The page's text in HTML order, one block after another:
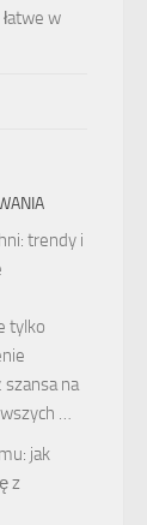
w
trendy i
tylko
na
…
jak
z